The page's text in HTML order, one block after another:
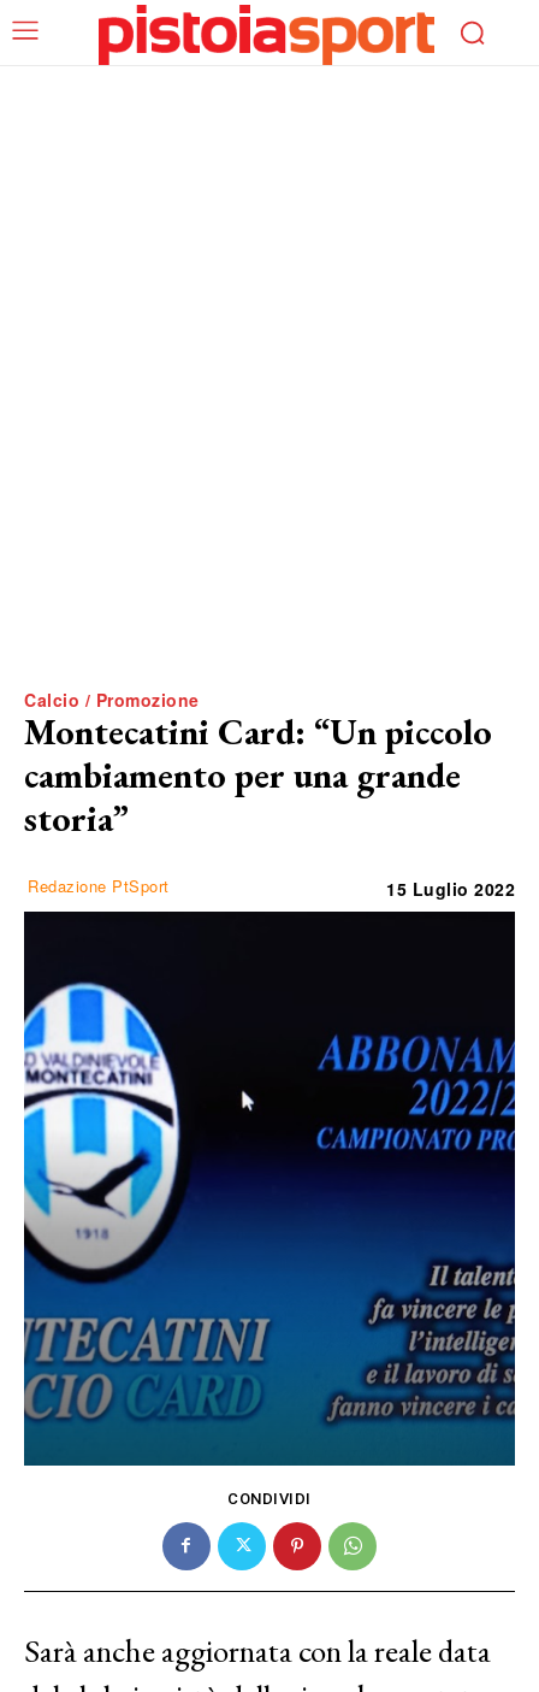
Calcio / Promozione
Montecatini Card: “Un piccolo
cambiamento per una grande
storia”
Redazione PtSport 15 Luglio 2022
CONDIVIDI
Sarà anche aggiornata con la reale data